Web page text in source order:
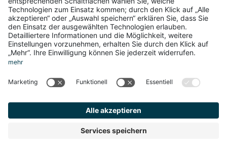
Datenverkehrs.
Durch die Art und Weise, wie die Funktionen von
Cloudflare integriert sind, filtert der Dienst den gesamten
über joobz.it stattfindenden Datenverkehr, d. h. die über
joobz.it und den Browser des Nutzers stattfindende
analytischer Daten, die joobz.it enthält.
Verarbeitete personenbezogene Daten: Tracker;
verschiedene Datenarten, wie in der
Datenschutzerklärung des Dienstes beschrieben.